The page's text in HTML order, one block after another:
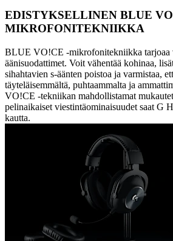
EDISTYKSELLINEN BLUE
MIKROFONITEKNIIKKA
BLUE VO!CE -mikrofonitekniikka tarjoaa
äänisuodattimet. Voit vähentää kohinaa,
sihahtavien s-äänten poistoa ja varmistaa,
täyteläisemmältä, puhtaammalta ja
VO!CE -tekniikan mahdollistamat
pelinaikaiset viestintäominaisuudet saat G
kautta.